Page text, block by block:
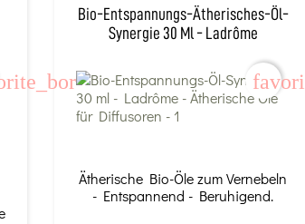
Bio-Entspannungs-Ätherisches-Öl-
Synergie 30 Ml - Ladrôme
Ätherische Bio-Öle zum Vernebeln
- Entspannend - Beruhigend.